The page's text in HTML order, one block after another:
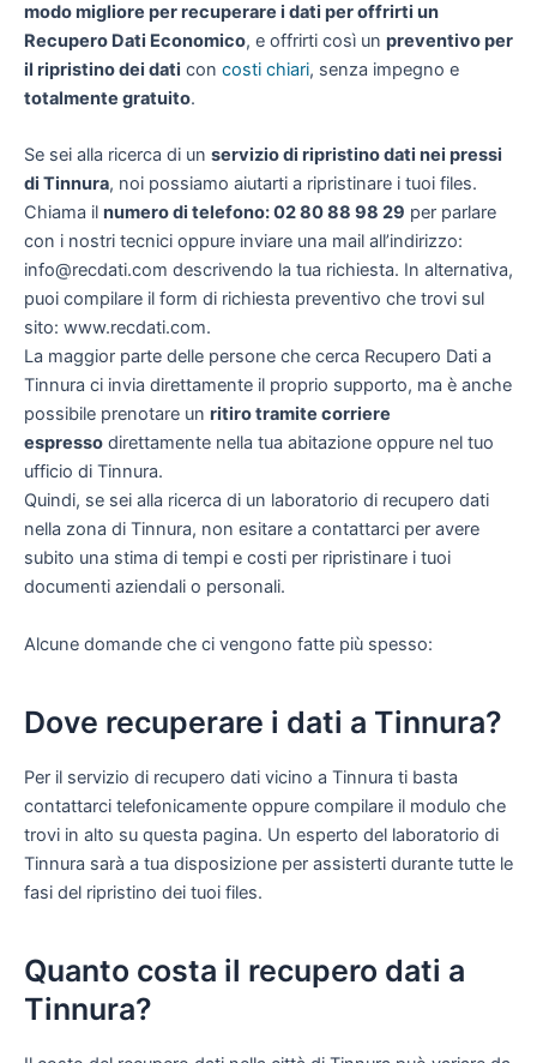
modo migliore per recuperare i dati per offrirti un
Recupero Dati Economico, e offrirti così un preventivo per
il ripristino dei dati con costi chiari, senza impegno e
totalmente gratuito.
Se sei alla ricerca di un servizio di ripristino dati nei pressi
di Tinnura, noi possiamo aiutarti a ripristinare i tuoi files.
Chiama il numero di telefono: 02 80 88 98 29 per parlare
con i nostri tecnici oppure inviare una mail all’indirizzo:
info@recdati.com descrivendo la tua richiesta. In alternativa,
puoi compilare il form di richiesta preventivo che trovi sul
sito: www.recdati.com.
La maggior parte delle persone che cerca Recupero Dati a
Tinnura ci invia direttamente il proprio supporto, ma è anche
possibile prenotare un ritiro tramite corriere
espresso direttamente nella tua abitazione oppure nel tuo
ufficio di Tinnura.
Quindi, se sei alla ricerca di un laboratorio di recupero dati
nella zona di Tinnura, non esitare a contattarci per avere
subito una stima di tempi e costi per ripristinare i tuoi
documenti aziendali o personali.
Alcune domande che ci vengono fatte più spesso:
Dove recuperare i dati a Tinnura?
Per il servizio di recupero dati vicino a Tinnura ti basta
contattarci telefonicamente oppure compilare il modulo che
trovi in alto su questa pagina. Un esperto del laboratorio di
Tinnura sarà a tua disposizione per assisterti durante tutte le
fasi del ripristino dei tuoi files.
Quanto costa il recupero dati a
Tinnura?